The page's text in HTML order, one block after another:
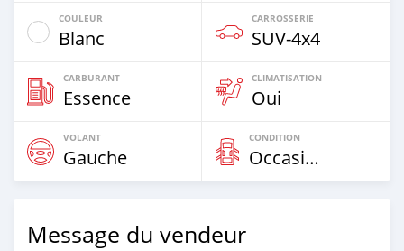
COULEUR
Blanc
CARROSSERIE
SUV‒4x4
CARBURANT
Essence
CLIMATISATION
Oui
VOLANT
Gauche
CONDITION
Occasion
Message du vendeur